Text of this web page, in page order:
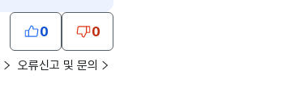
0 0
오류신고 및 문의